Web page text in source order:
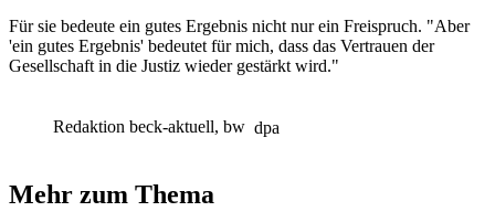
Für sie bedeute ein gutes Ergebnis nicht nur ein Freispruch. "Aber
'ein gutes Ergebnis' bedeutet für mich, dass das Vertrauen der
Gesellschaft in die Justiz wieder gestärkt wird."
Redaktion beck-aktuell, bw dpa
Mehr zum Thema